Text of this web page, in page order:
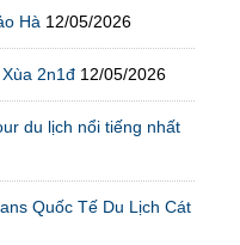
Hà 12/05/2026
2n1đ 12/05/2026
du lịch nổi tiếng nhất
Quốc Tế Du Lịch Cát